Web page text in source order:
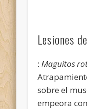
Lesiones
:Maguitos
sobre el
empeora